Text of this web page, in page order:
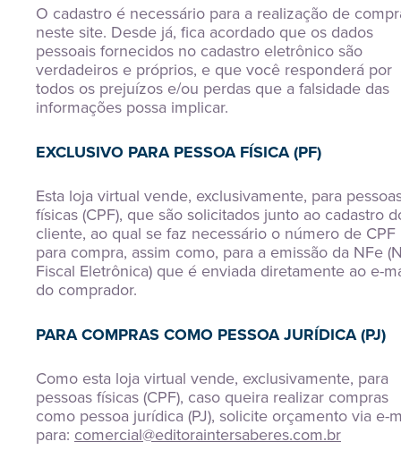
O cadastro é necessário para a realização de
neste site. Desde já, fica acordado que os dados
pessoais fornecidos no cadastro eletrônico são
verdadeiros e próprios, e que você responderá por
todos os prejuízos e/ou perdas que a falsidade das
informações possa implicar.
EXCLUSIVO PARA PESSOA FÍSICA (PF)
Esta loja virtual vende, exclusivamente, para
físicas (CPF), que são solicitados junto ao cadastro
cliente, ao qual se faz necessário o número de CPF
para compra, assim como, para a emissão da NFe
Fiscal Eletrônica) que é enviada diretamente ao e-
do comprador.
PARA COMPRAS COMO PESSOA JURÍDICA (PJ)
Como esta loja virtual vende, exclusivamente, para
pessoas físicas (CPF), caso queira realizar compras
como pessoa jurídica (PJ), solicite orçamento via e-
para: comercial@editoraintersaberes.com.br